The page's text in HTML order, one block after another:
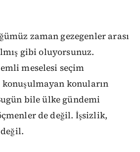
zaman gezegenler arası
gibi oluyorsunuz.
meselesi seçim
konuların
bile ülke gündemi
de değil. İşsizlik,
değil.